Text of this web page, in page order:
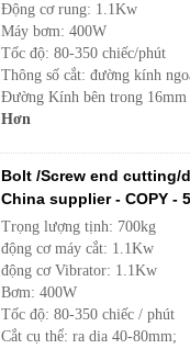
Động cơ rung: 1.1Kw
Máy bơm: 400W
Tốc độ: 80-350 chiếc/phút
Thông số cắt: đường kính
Đường Kính bên trong 16mm
Hơn
Bolt /Screw end cutting/
China supplier - COPY -
Trọng lượng tịnh: 700kg
động cơ máy cắt: 1.1Kw
động cơ Vibrator: 1.1Kw
Bơm: 400W
Tốc độ: 80-350 chiếc / phút
Cắt cụ thể: ra dia 40-80mm;